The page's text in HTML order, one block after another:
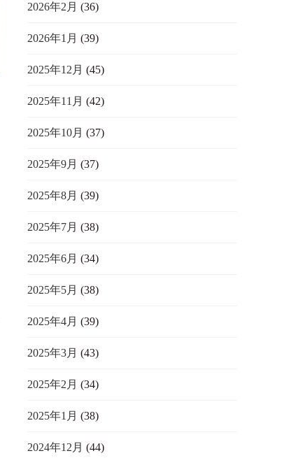
2026年2月 (36)
2026年1月 (39)
2025年12月 (45)
2025年11月 (42)
2025年10月 (37)
2025年9月 (37)
2025年8月 (39)
2025年7月 (38)
2025年6月 (34)
2025年5月 (38)
2025年4月 (39)
2025年3月 (43)
2025年2月 (34)
2025年1月 (38)
2024年12月 (44)